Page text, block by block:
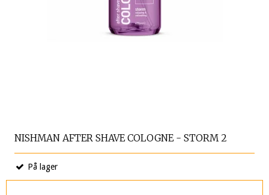
NISHMAN AFTER SHAVE COLOGNE - STORM 2
På lager